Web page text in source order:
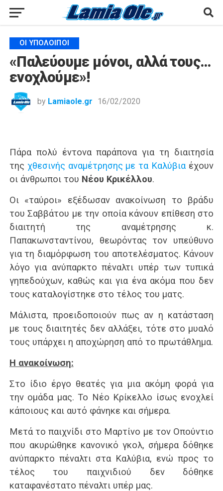
ΟΙ ΥΠΌΛΟΙΠΟΙ
«Παλεύουμε μόνοι, αλλά τους…
ενοχλούμε»!
by Lamiaole.gr 16/02/2020
Πάρα πολύ έντονα παράπονα για τη διαιτησία
της χθεσινής αναμέτρησης με τα Καλύβια έχουν
οι άνθρωποι του Νέου Κρικέλλου.
Οι «ταύροι» εξέδωσαν ανακοίνωση το βράδυ
του Σαββάτου με την οποία κάνουν επίθεση στο
διαιτητή της αναμέτρησης κ.
Παπακωνσταντίνου, θεωρόντας τον υπεύθυνο
για τη διαμόρφωση του αποτελέσματος. Κάνουν
λόγο για ανύπαρκτο πέναλτι υπέρ των τυπικά
γηπεδούχων, καθώς και για ένα ακόμα που δεν
τους καταλογίστηκε στο τέλος του ματς.
Μάλιστα, προειδοποιούν πως αν η κατάσταση
με τους διαιτητές δεν αλλάξει, τότε στο μυαλό
τους υπάρχει η αποχώρηση από το πρωτάθλημα.
Η ανακοίνωση:
Στο ίδιο έργο θεατές για μια ακόμη φορά για
την ομάδα μας. Το Νέο Κρίκελλο ίσως ενοχλεί
κάποιους και αυτό φάνηκε και σήμερα.
Μετά το παιχνίδι στο Μαρτίνο με τον Οπούντιο
που ακυρώθηκε κανονικό γκολ, σήμερα δόθηκε
ανύπαρκτο πέναλτι στα Καλύβια, ενώ προς το
τέλος του παιχνιδιού δεν δόθηκε
καταφανέστατο πέναλτι υπέρ μας.